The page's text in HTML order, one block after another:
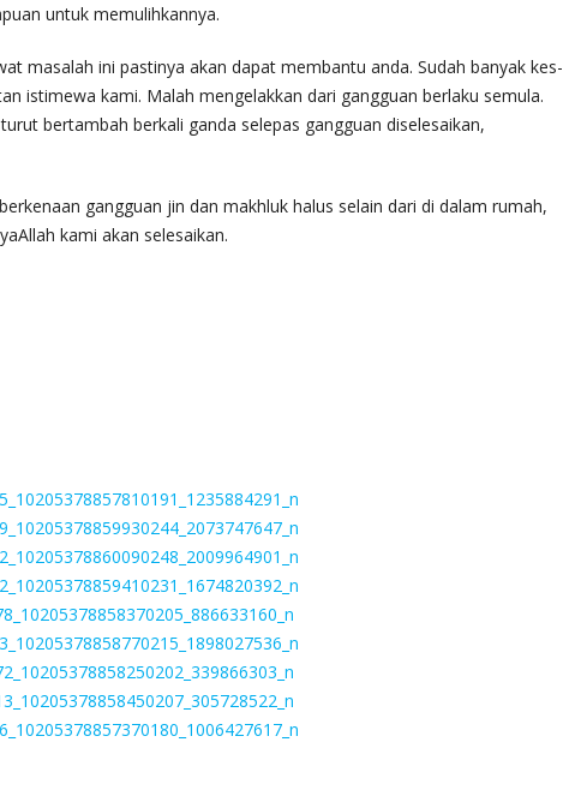
untuk memulihkannya.
masalah ini pastinya akan dapat membantu anda. Sudah banyak kes-
istimewa kami. Malah mengelakkan dari gangguan berlaku semula.
bertambah berkali ganda selepas gangguan diselesaikan,
gangguan jin dan makhluk halus selain dari di dalam rumah,
kami akan selesaikan.